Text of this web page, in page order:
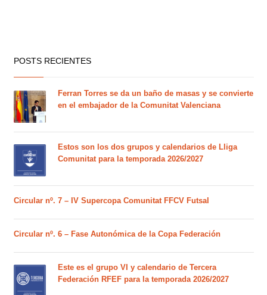
POSTS RECIENTES
Ferran Torres se da un baño de masas y se convierte
en el embajador de la Comunitat Valenciana
Estos son los dos grupos y calendarios de Lliga
Comunitat para la temporada 2026/2027
Circular nº. 7 – IV Supercopa Comunitat FFCV Futsal
Circular nº. 6 – Fase Autonómica de la Copa Federación
Este es el grupo VI y calendario de Tercera
Federación RFEF para la temporada 2026/2027